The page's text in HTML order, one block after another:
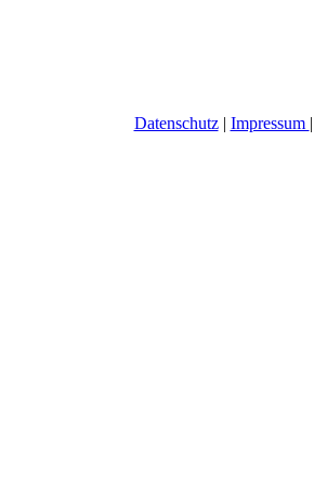
Datenschutz| Impressum |